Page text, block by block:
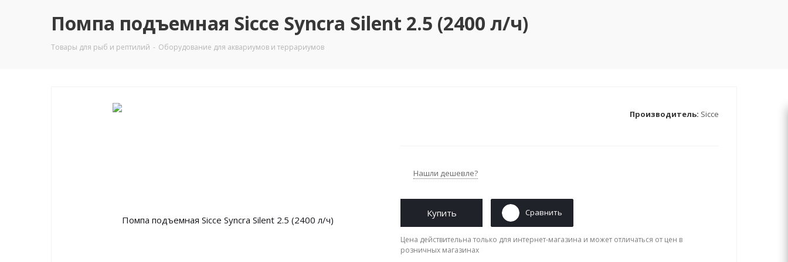
Помпа подъемная Sicce Syncra Silent 2.5 (2400 л/ч)
Товары для рыб и рептилий - Оборудование для аквариумов и террариумов
Производитель: Sicce
Нашли дешевле?
Купить Сравнить
Цена действительна только для интернет-магазина и может отличаться от цен в
розничных магазинах